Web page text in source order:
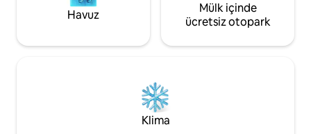
Havuz
Mülk içinde
ücretsiz otopark
Klima